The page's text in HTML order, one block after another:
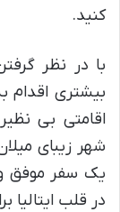
کنید.
با در نظر
بیشتری اقدام
اقامتی بی
شهر زیبای
یک سفر موفق
در قلب ایتالیا